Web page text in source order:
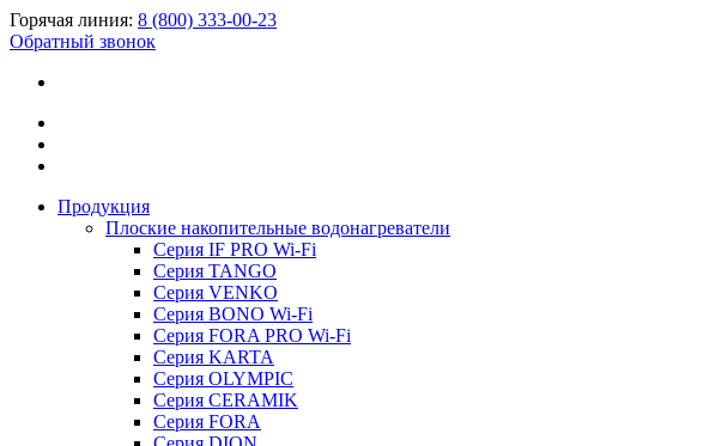
Горячая линия: 8 (800) 333-00-23
Обратный звонок
Продукция
Плоские накопительные водонагреватели
Серия IF PRO Wi-Fi
Серия TANGO
Серия VENKO
Серия BONO Wi-Fi
Серия FORA PRO Wi-Fi
Серия KARTA
Серия OLYMPIC
Серия CERAMIK
Серия FORA